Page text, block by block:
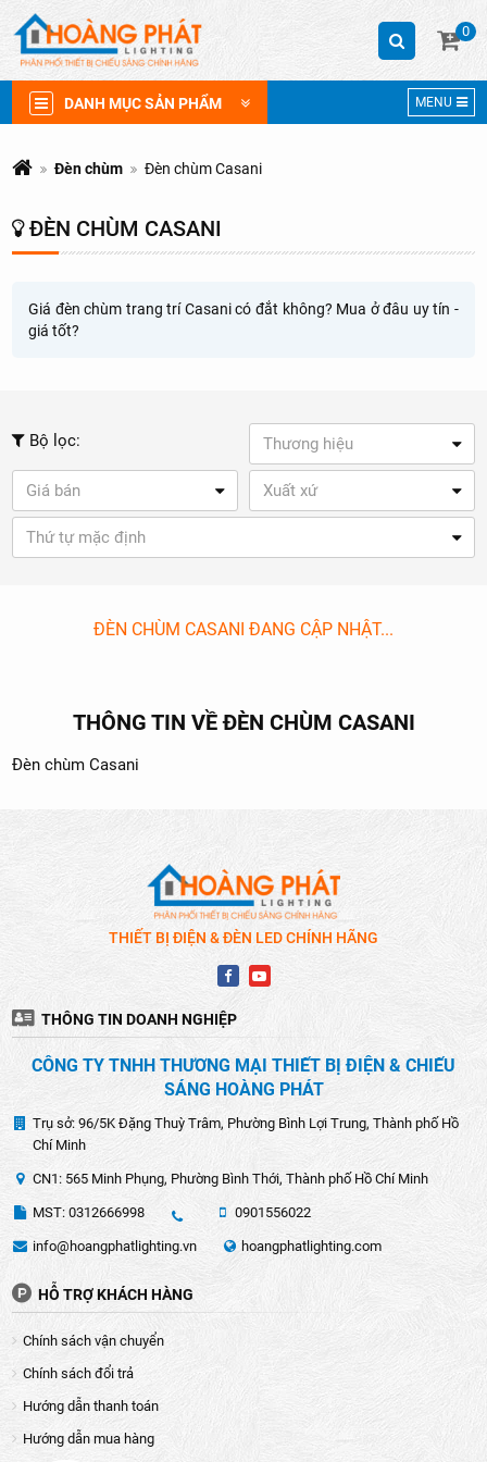
0
DANH MỤC SẢN PHẨM MENU
Đèn chùm Đèn chùm Casani
ĐÈN CHÙM CASANI
Giá đèn chùm trang trí Casani có đắt không? Mua ở đâu uy tín -
giá tốt?
Bộ lọc: Thương hiệu
Giá bán Xuất xứ
Thứ tự mặc định
ĐÈN CHÙM CASANI ĐANG CẬP NHẬT...
THÔNG TIN VỀ ĐÈN CHÙM CASANI
Đèn chùm Casani
THIẾT BỊ ĐIỆN & ĐÈN LED CHÍNH HÃNG
THÔNG TIN DOANH NGHIỆP
CÔNG TY TNHH THƯƠNG MẠI THIẾT BỊ ĐIỆN & CHIẾU
SÁNG HOÀNG PHÁT
Trụ sở: 96/5K Đặng Thuỳ Trâm, Phường Bình Lợi Trung, Thành phố Hồ
Chí Minh
CN1: 565 Minh Phụng, Phường Bình Thới, Thành phố Hồ Chí Minh
MST: 0312666998 0901556022
info@hoangphatlighting.vn hoangphatlighting.com
HỖ TRỢ KHÁCH HÀNG
Chính sách vận chuyển
Chính sách đổi trả
Hướng dẫn thanh toán
Hướng dẫn mua hàng